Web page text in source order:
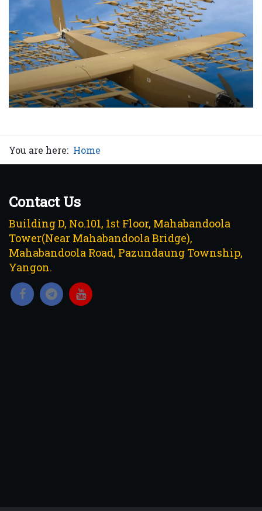
You are here: Home
Contact Us
Building D, No.101, 1st Floor, Mahabandoola
Tower(Near Mahabandoola Bridge),
Mahabandoola Road, Pazundaung Township,
Yangon.